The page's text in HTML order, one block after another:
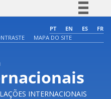
Comunica BR
Acesso à informação
Legislação
PT EN ES
FR
MAPA DO SITE
INTERNACIONAIS